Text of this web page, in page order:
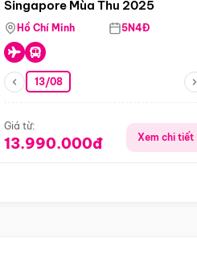
Singapore Mùa Thu 2025
Hồ Chí Minh 5N4Đ
13/08
Giá từ:
13.990.000đ Xem chi tiết